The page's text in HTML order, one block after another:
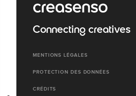
Connecting creatives
MENTIONS LÉGALES
PROTECTION DES DONNÉES
CRÉDITS